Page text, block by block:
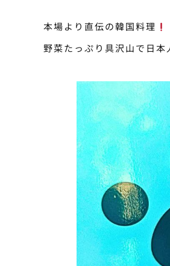
本場より直伝の韓国料理
野菜たっぷり具沢山で日